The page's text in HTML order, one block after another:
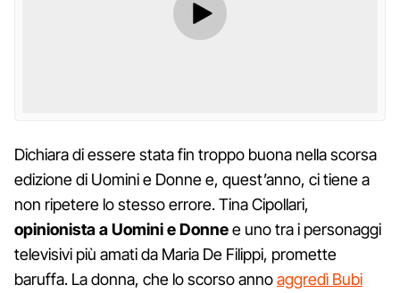
Dichiara di essere stata fin troppo buona nella scorsa
edizione di Uomini e Donne e, quest’anno, ci tiene a
non ripetere lo stesso errore. Tina Cipollari,
opinionista a Uomini e Donnee uno tra i personaggi
televisivi più amati da Maria De Filippi, promette
baruffa. La donna, che lo scorso annoaggredì Bubi